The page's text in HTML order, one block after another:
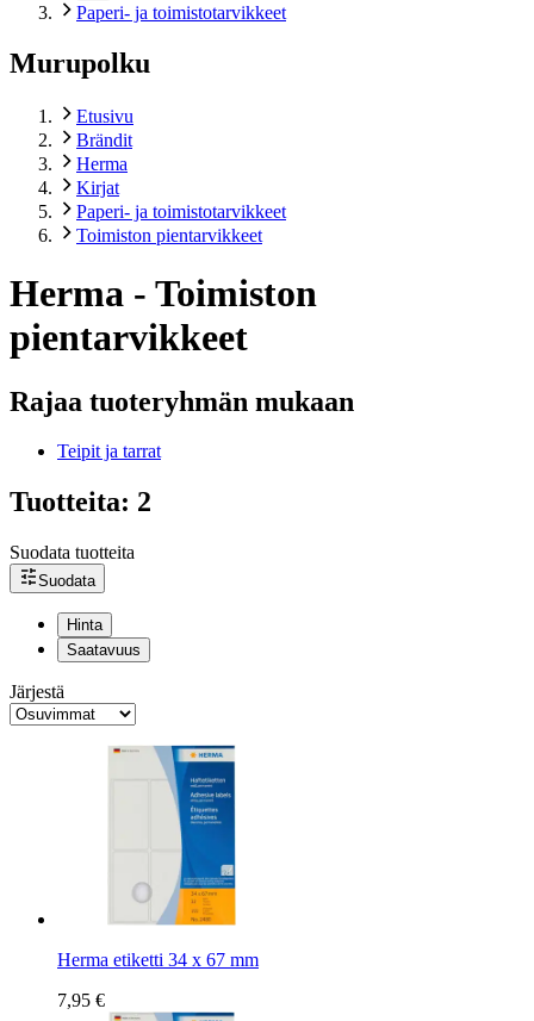
Paperi- ja toimistotarvikkeet
Murupolku
Etusivu
Brändit
Herma
Kirjat
Paperi- ja toimistotarvikkeet
Toimiston pientarvikkeet
Herma - Toimiston
pientarvikkeet
Rajaa tuoteryhmän mukaan
Teipit ja tarrat
Tuotteita: 2
Suodata tuotteita
Suodata
Hinta
Saatavuus
Järjestä
Herma etiketti 34 x 67 mm
7,95 €